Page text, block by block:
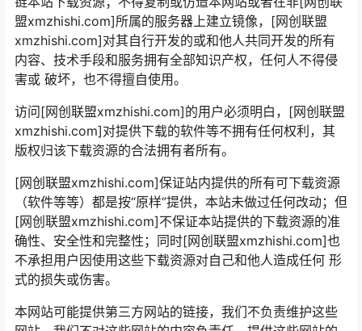
盟xmzhishi.com]所属的服务器上建立镜像，[网创联盟
xmzhishi.com]对其自行开发的或和他人共同开发的所有
内容、技术手段和服务拥有全部知识产权，任何人不得侵
害或 破坏，也不得擅自使用。
访问[网创联盟xmzhishi.com]的用户必须明白，[网创联盟
xmzhishi.com]对提供下载的软件等不拥有任何权利，其
版权归该下载资源的合法拥有者所有。
[网创联盟xmzhishi.com]保证站内提供的所有可下载资源
（软件等等）都是按“原样”提供，本站未做过任何改动；但
[网创联盟xmzhishi.com]不保证本站提供的下载资源的准
确性、安全性和完整性；同时[网创联盟xmzhishi.com]也
不承担用户因使用这些下载资源对自己和他人造成任何 形
式的损失或伤害。
本网站可能提供第三方网站的链接，我们不负责维护这些